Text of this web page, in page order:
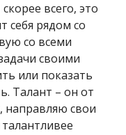
всего, это
себя рядом со
со всеми
своими
или показать
Талант – он от
направляю свои